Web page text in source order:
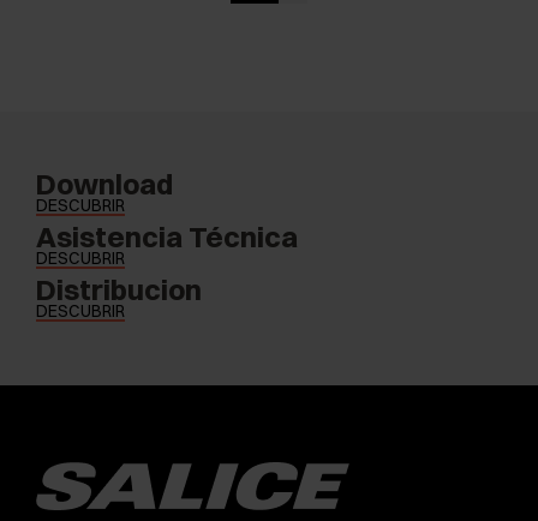
Download
DESCUBRIR
Asistencia Técnica
DESCUBRIR
Distribucion
DESCUBRIR